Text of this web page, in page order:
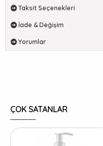
Taksit Seçenekleri
İade & Değişim
Yorumlar
ÇOK SATANLAR